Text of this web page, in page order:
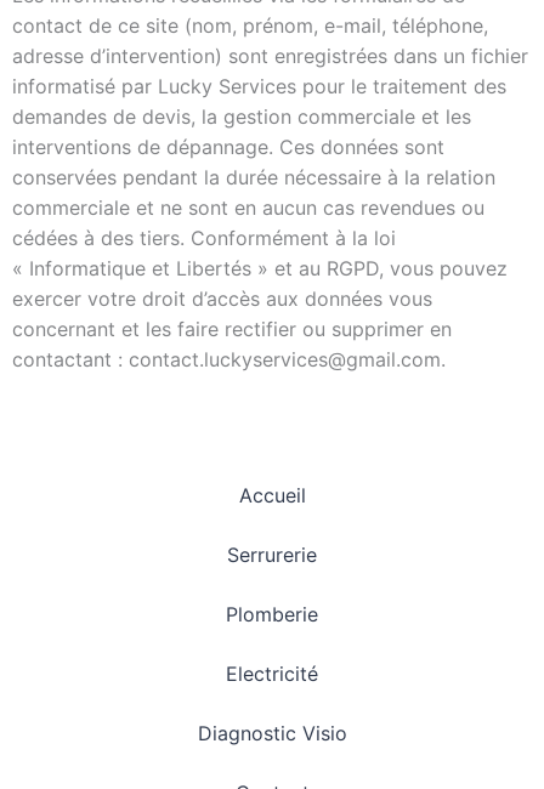
contact de ce site (nom, prénom, e-mail, téléphone,
adresse d’intervention) sont enregistrées dans un fichier
informatisé par Lucky Services pour le traitement des
demandes de devis, la gestion commerciale et les
interventions de dépannage. Ces données sont
conservées pendant la durée nécessaire à la relation
commerciale et ne sont en aucun cas revendues ou
cédées à des tiers. Conformément à la loi
« Informatique et Libertés » et au RGPD, vous pouvez
exercer votre droit d’accès aux données vous
concernant et les faire rectifier ou supprimer en
contactant : contact.luckyservices@gmail.com.
Accueil
Serrurerie
Plomberie
Electricité
Diagnostic Visio